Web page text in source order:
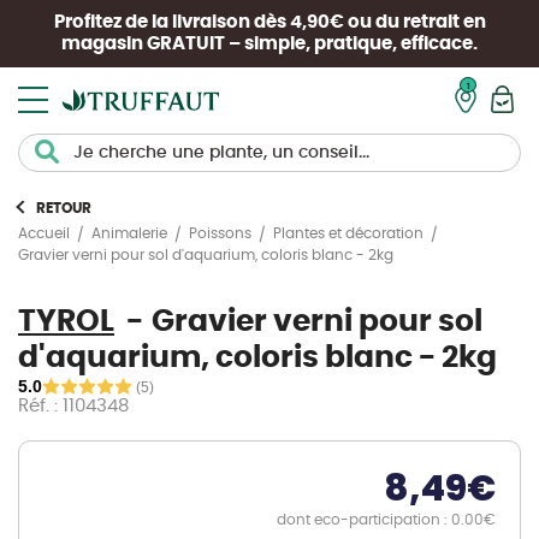
Profitez de la livraison dès 4,90€ ou du retrait en
magasin GRATUIT – simple, pratique, efficace.
RETOUR
Accueil
Animalerie Poissons
Plantes et décoration
Gravier verni pour sol d'aquarium, coloris blanc - 2kg
TYROL
Gravier verni pour sol
d'aquarium, coloris blanc - 2kg
5.0 (5)
Réf. : 1104348
8,49€
dont eco-participation : 0.00€